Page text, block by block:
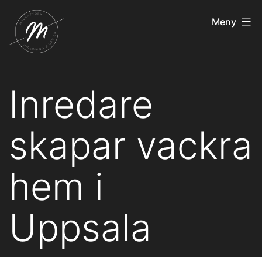
Hoppa
innehåll
Mjukatyger.se Meny
Inredare
skapar vackra
hem i
Uppsala